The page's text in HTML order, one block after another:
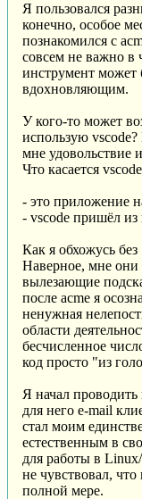
Я пользовался
конечно, особое
познакомился с
совсем не важно
инструмент
вдохновляющим.
У кого-то может
использую
мне удовольствие
Что касается
- это приложение
- vscode пришёл из
Как я обхожусь
Наверное, мне
вылезающие
после acme я
ненужная
области
бесчисленное
код просто "из
Я начал
для него e-mail
стал моим
естественным в
для работы в
не чувствовал,
полной мере.